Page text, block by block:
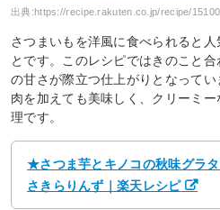
出典: https://recipe.rakuten.co.jp/recipe/
さつまいもを洋風に食べられると
とです。このレシピではきのこと
の甘さが際立つ仕上がりとなって
肉を加えても美味しく、クリーミ
理です。
★さつま芋とキノコの秋味グラ
さきらりんず｜楽天レシピ